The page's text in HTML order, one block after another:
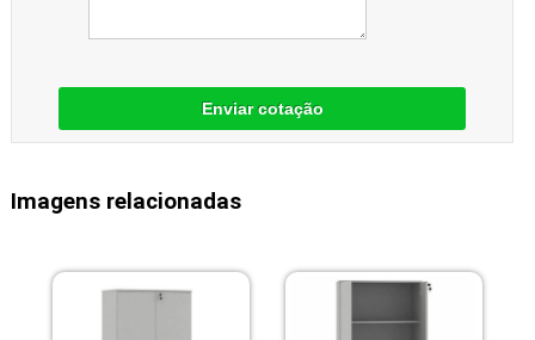
Enviar cotação
Imagens relacionadas